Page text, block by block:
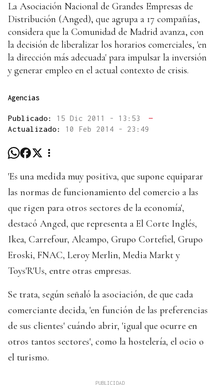
La Asociación Nacional de Grandes Empresas de
Distribución (Anged), que agrupa a 17 compañías,
considera que la Comunidad de Madrid avanza, con
la decisión de liberalizar los horarios comerciales, 'en
la dirección más adecuada' para impulsar la inversión
y generar empleo en el actual contexto de crisis.
Agencias
Publicado: 15 Dic 2011 - 13:53
—
Actualizado: 10 Feb 2014 - 23:49
'Es una medida muy positiva, que supone equiparar
las normas de funcionamiento del comercio a las
que rigen para otros sectores de la economía',
destacó Anged, que representa a El Corte Inglés,
Ikea, Carrefour, Alcampo, Grupo Cortefiel, Grupo
Eroski, FNAC, Leroy Merlin, Media Markt y
Toys'R'Us, entre otras empresas.
Se trata, según señaló la asociación, de que cada
comerciante decida, 'en función de las preferencias
de sus clientes' cuándo abrir, 'igual que ocurre en
otros tantos sectores', como la hostelería, el ocio o
el turismo.